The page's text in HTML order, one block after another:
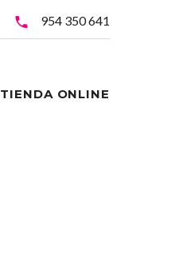
954 350 641
TIENDA ONLINE